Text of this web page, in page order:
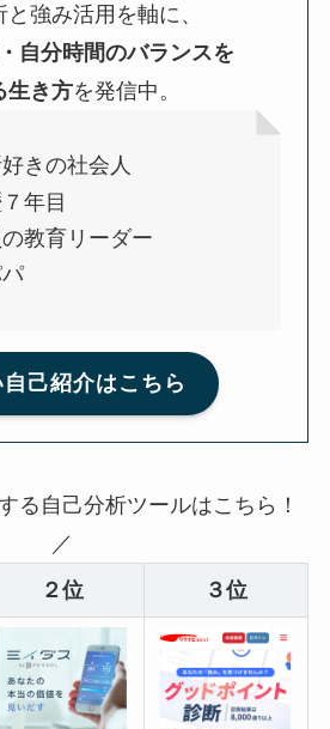
と強み活用を軸に、
自分時間のバランスを
生き方を発信中。
きの社会人
年目
教育リーダー
己紹介はこちら
る自己分析ツールはこちら！
／
２位 ３位